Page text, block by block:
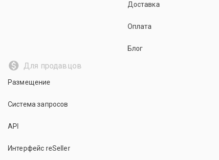
Доставка
Оплата
Блог
Для продавцов
Размещение
Система запросов
API
Интерфейс reSeller